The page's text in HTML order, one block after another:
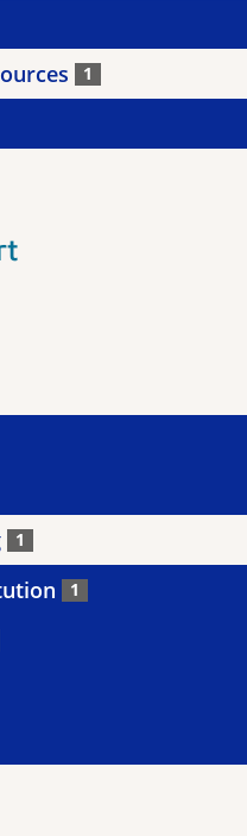
1
1
1